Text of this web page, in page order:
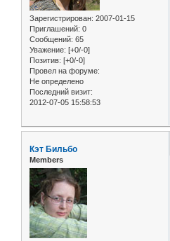
Зарегистрирован: 2007-01-15
Приглашений: 0
Сообщений: 65
Уважение: [+0/-0]
Позитив: [+0/-0]
Провел на форуме:
Не определено
Последний визит:
2012-07-05 15:58:53
Кэт Бильбо
Members